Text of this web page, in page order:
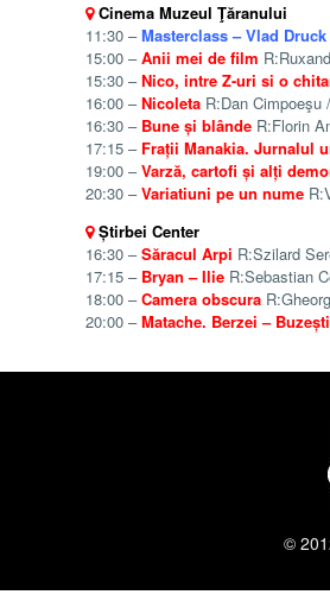
Cinema Muzeul Ţăranului
11:30 –Masterclass – Vlad Druck
15:00 –Anii mei de film
15:30 –Nico, intre Z-uri si o
16:00 –Nicoleta R:Dan Cimpoeşu
16:30 – Bune și blânde R:Florin
17:15 – Frații Manakia. Jurnalul
19:00 –Varză, cartofi și alți
20:30 –Variatiuni pe un nume
Știrbei Center
16:30 –Săracul Arpi R:Szilard
17:15 – Bryan – Ilie R:Sebastian
18:00 –Camera obscura
20:00 –Matache. Berzei – Buzești
©